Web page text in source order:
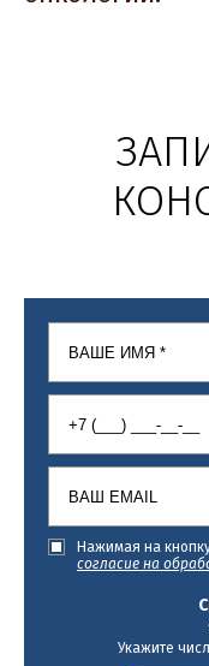
Согласие
Нажимая на
согласие на
Укажите